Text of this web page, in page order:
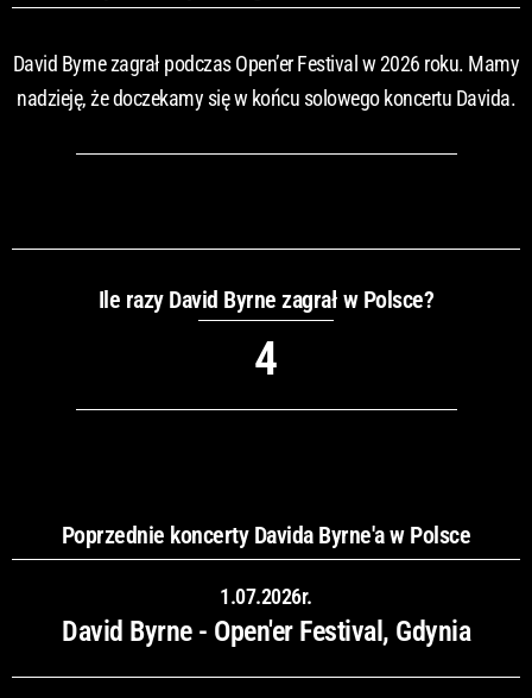
David Byrne zagrał podczas Open’er Festival w 2026 roku. Mamy
nadzieję, że doczekamy się w końcu solowego koncertu Davida.
Ile razy David Byrne zagrał w Polsce?
4
Poprzednie koncerty Davida Byrne'a w Polsce
1.07.2026r.
David Byrne - Open'er Festival, Gdynia